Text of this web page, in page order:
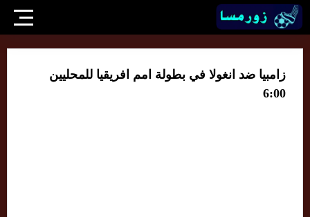
زامبيا ضد انغولا في بطولة امم افريقيا للمحليين
6:00